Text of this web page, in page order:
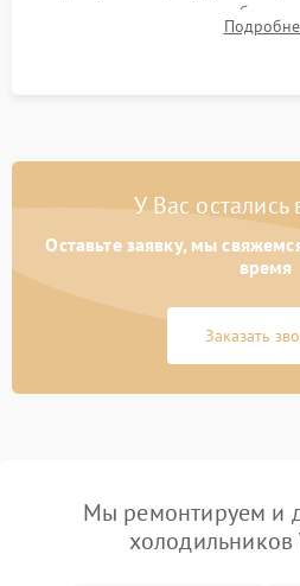
компрессора, отсутствия
срабатывания системы
У Вас
Оставьте заявку, мы
время
Заказать
Мы ремонтируем и